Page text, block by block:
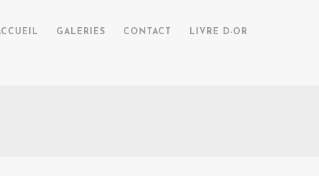
GALERIES CONTACT LIVRE D-OR